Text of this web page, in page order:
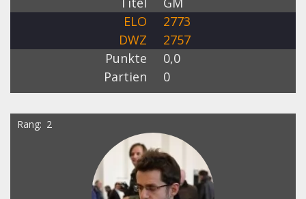
ELO
2773
DWZ
2757
Punkte
0,0
Partien
0
Rang 2